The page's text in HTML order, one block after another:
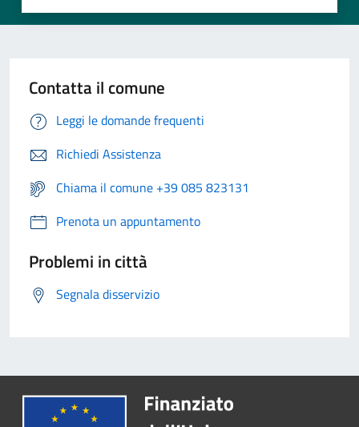
Contatta il comune
Leggi le domande frequenti
Richiedi Assistenza
Chiama il comune +39 085 823131
Prenota un appuntamento
Problemi in città
Segnala disservizio